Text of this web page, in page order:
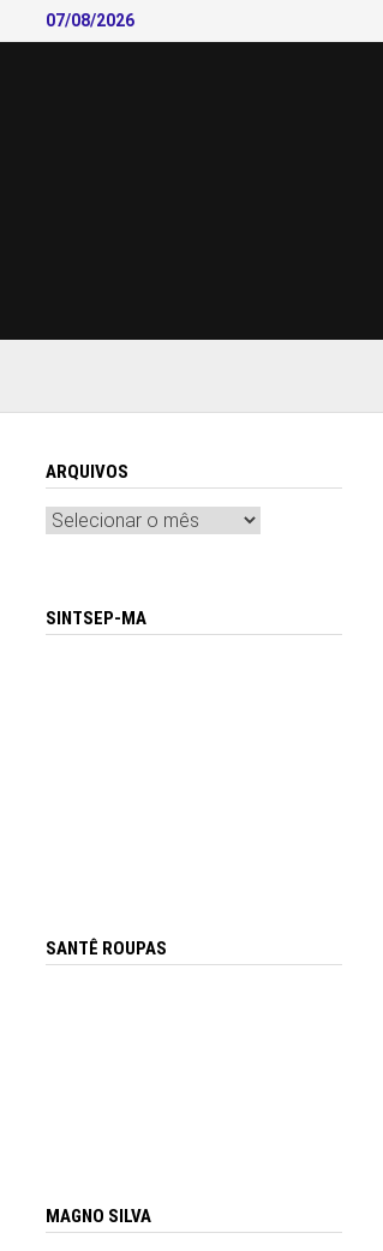
to
07/08/2026
ARQUIVOS
Arquivos
SINTSEP-MA
SANTÊ ROUPAS
MAGNO SILVA